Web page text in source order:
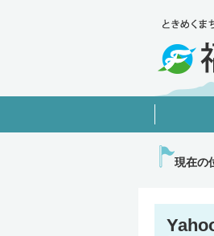
現在の